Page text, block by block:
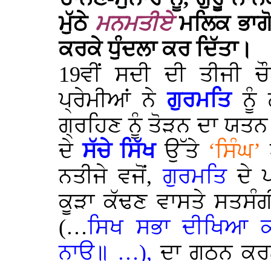
ਮੁੱਠੇ ਮਨਮਤੀਏਮਲਿਕ
ਕਰਕੇ ਧੁੰਦਲਾ ਕਰ ਦਿੱਤਾ।
19ਵੀਂ ਸਦੀ ਦੀ ਤੀਜੀ
ਪ੍ਰੇਮੀਆਂ ਨੇਗੁਰਮਤਿਨੂੰ
ਗ੍ਰਹਿਣ ਨੂੰ ਤੋੜਨ ਦਾ
ਦੇਸੱਚੇ ਸਿੱਖਉੱਤੇ ‘ਸਿੰਘ’
ਨਤੀਜੇ ਵਜੋਂ,ਗੁਰਮਤਿਦੇ
ਕੂੜਾ ਕੱਢਣ ਵਾਸਤੇ
(…ਸਿਖ ਸਭਾ ਦੀਖਿਆ
ਨਾਉ॥ …),ਦਾ ਗਠਨ